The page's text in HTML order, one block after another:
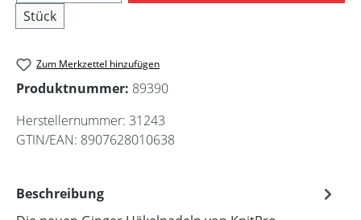
Stück
Zum Merkzettel hinzufügen
Produktnummer: 89390
Herstellernummer: 31243
GTIN/EAN: 8907628010638
Beschreibung